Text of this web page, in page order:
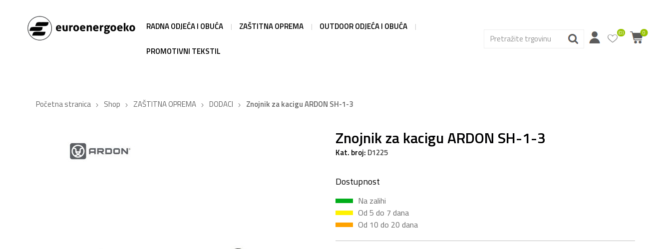
RADNA ODJEĆA I OBUĆA ZAŠTITNA OPREMA OUTDOOR ODJEĆA I OBUĆA
PROMOTIVNI TEKSTIL
(0) 0
Početna stranica Shop ZAŠTITNA OPREMA DODACI Znojnik za kacigu ARDON SH-1-3
Znojnik za kacigu ARDON SH-1-3
Kat. broj: D1225
Dostupnost
Na zalihi
Od 5 do 7 dana
Od 10 do 20 dana